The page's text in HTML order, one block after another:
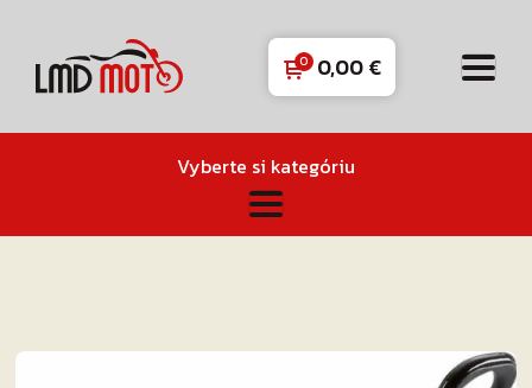
0,00€
Vyberte si kategóriu